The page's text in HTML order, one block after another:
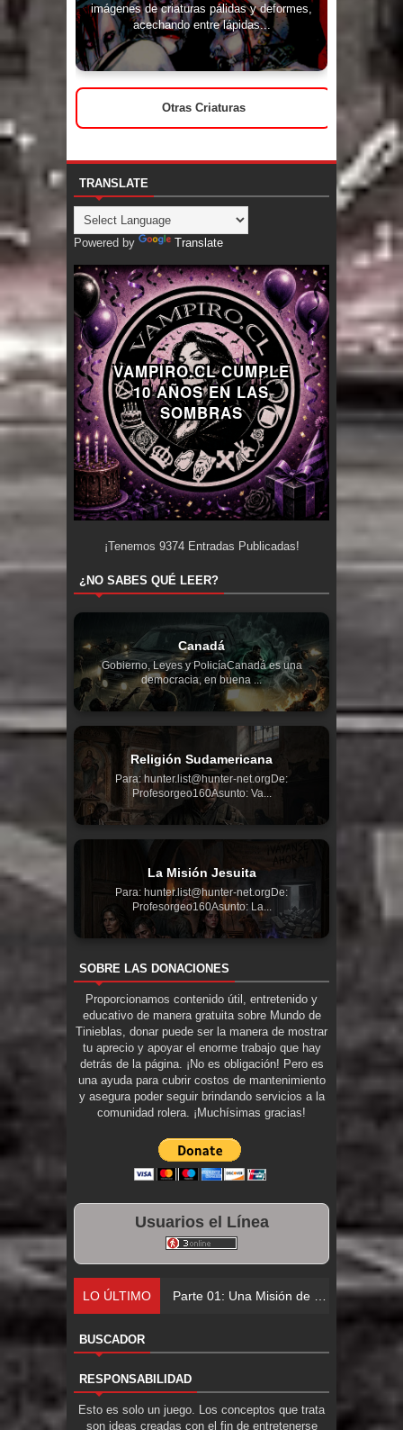
imágenes de criaturas pálidas y deformes,
acechando entre lápidas...
Otras Criaturas
TRANSLATE
Powered by Translate
VAMPIRO.CL CUMPLE
10 AÑOS EN LAS
SOMBRAS
¡Tenemos 9374Entradas Publicadas!
¿NO SABES QUÉ LEER?
Canadá
Gobierno, Leyes y PolicíaCanadá es una
democracia, en buena ...
Religión Sudamericana
Para: hunter.list@hunter-net.orgDe:
Profesorgeo160Asunto: Va...
La Misión Jesuita
Para: hunter.list@hunter-net.orgDe:
Profesorgeo160Asunto: La...
SOBRE LAS DONACIONES
Proporcionamos contenido útil, entretenido y
educativo de manera gratuita sobre Mundo de
Tinieblas, donar puede ser la manera de mostrar
tu aprecio y apoyar el enorme trabajo que hay
detrás de la página. ¡No es obligación! Pero es
una ayuda para cubrir costos de mantenimiento
y asegura poder seguir brindando servicios a la
comunidad rolera. ¡Muchísimas gracias!
Usuarios el Línea
LO ÚLTIMO Parte 01: Una Misión de Locos
BUSCADOR
RESPONSABILIDAD
Esto es solo un juego. Los conceptos que trata
son ideas creadas con el fin de entretenerse